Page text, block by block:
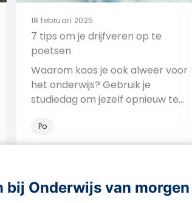
18 februari 2025
7 tips om je drijfveren op te
poetsen
Waarom koos je ook alweer voor
het onderwijs? Gebruik je
studiedag om jezelf opnieuw te
Po
Onderwijs van morgen